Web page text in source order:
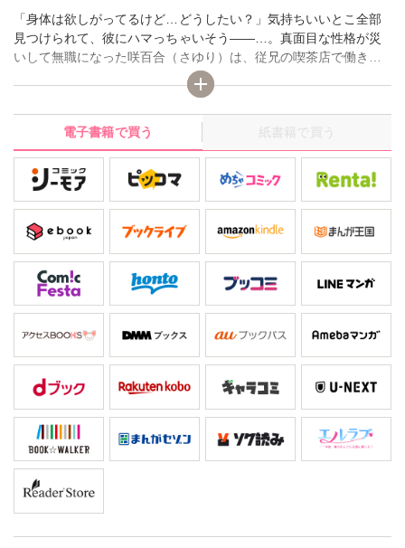
「身体は欲しがってるけど…どうしたい？」気持ちいいとこ全部
見つけられて、彼にハマっちゃいそう――…。真面目な性格が災
いして無職になった咲百合（さゆり）は、従兄の喫茶店で働き始
める。慣れない接客でクレームに困っていると、従兄の友人・佳
孝（よしたか）に助けられ、そのまま手伝ってもらうことに！そ
して閉店後に彼から労われ、安堵と共に不思議と高まる大人の雰
囲気。気付くと彼の腕の中にいて…？
電子書籍で買う 紙書籍で買う